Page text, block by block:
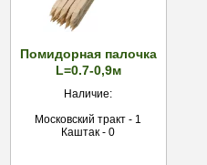
Помидорная палочка
L=0.7-0,9м
Наличие:
Московский тракт - 1
Каштак - 0